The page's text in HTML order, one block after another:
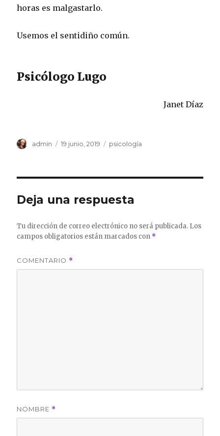
horas es malgastarlo.
Usemos el sentidiño común.
Psicólogo Lugo
Janet Díaz
Autor
admin
Publicado
19 junio, 2019 Categorías
psicología
Deja una respuesta
Tu dirección de correo electrónico no será publicada. Los
campos obligatorios están marcados con *
COMENTARIO *
NOMBRE *